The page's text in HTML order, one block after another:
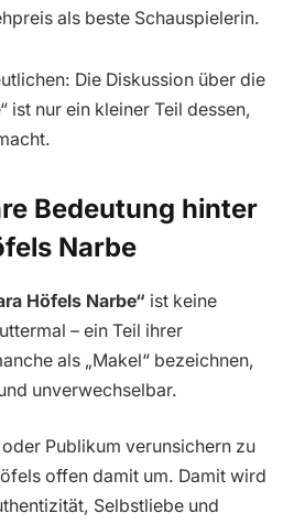
als beste Schauspielerin.
Die Diskussion über die
ist nur ein kleiner Teil dessen,
Bedeutung hinter
Narbe
Höfels Narbe“ ist keine
– ein Teil ihrer
als „Makel“ bezeichnen,
unverwechselbar.
Publikum verunsichern zu
offen damit um. Damit wird
Selbstliebe und